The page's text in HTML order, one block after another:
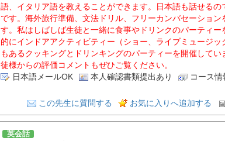
語、イタリア語を教えることができます。日本語も話せるの
です。海外旅行準備、文法ドリル、フリーカンバセーション
す。私はしばしば生徒と一緒に食事やドリンクのパーティー
的にインドアアクティビティー（ショー、ライブミュージッ
もあるクッキングとドリンキングのパーティーを開催して
徒様からの評価コメントもぜひご覧ください。
日本語メールOK
本人確認書類提出あり コース情
この先生に質問する お気に入りへ追加する
英会話